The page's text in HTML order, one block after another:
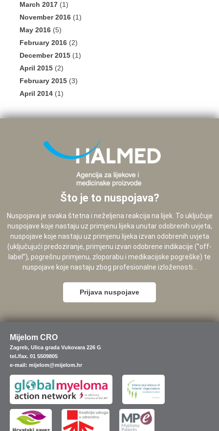
March 2017 (1)
November 2016 (1)
May 2016 (5)
February 2016 (2)
December 2015 (1)
April 2015 (2)
February 2015 (3)
April 2014 (1)
Što je to nuspojava?
Nuspojava je svaka štetna i neželjena reakcija na lijek. To uključuje
nuspojave koje nastaju uz primjenu lijeka unutar odobrenih uvjeta,
nuspojave koje nastaju uz primjenu lijeka izvan odobrenih uvjeta
(uključujući predoziranje, primjenu izvan odobrene indikacije (”off-
label”), pogrešnu primjenu, zloporabu i medikacijske pogreške) te
nuspojave koje nastaju zbog profesionalne izloženosti...
Prijava nuspojave
Mijelom CRO
Zagreb, Ulica grada Vukovara 226 G
tel./fax. 01 5509805
e-mail: mijelom@mijelom.hr